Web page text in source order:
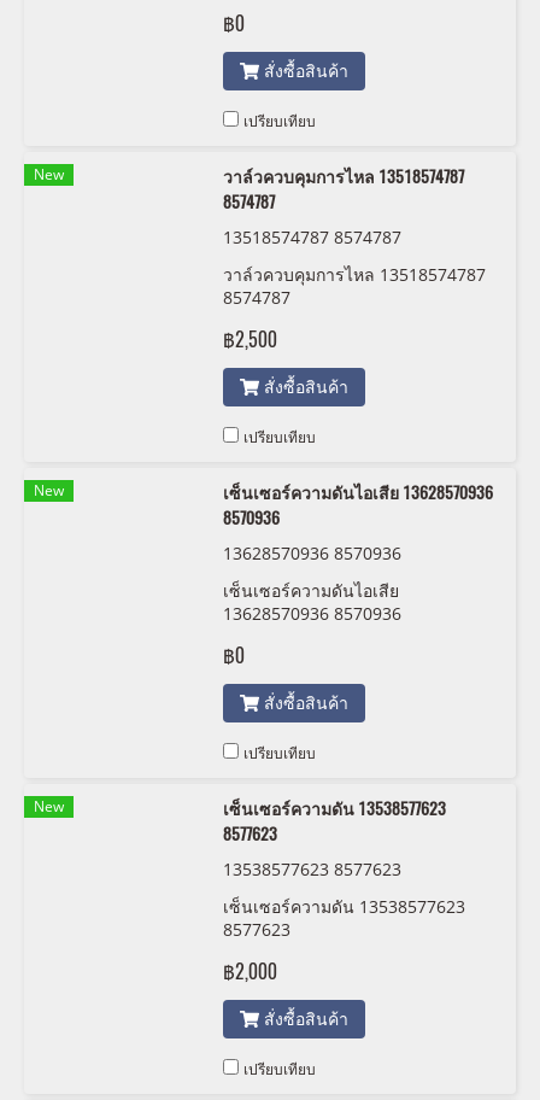
฿0
สั่งซื้อสินค้า
เปรียบเทียบ
New
วาล์วควบคุมการไหล 13518574787
8574787
13518574787 8574787
วาล์วควบคุมการไหล 13518574787
8574787
฿2,500
สั่งซื้อสินค้า
เปรียบเทียบ
New
เซ็นเซอร์ความดันไอเสีย 13628570936
8570936
13628570936 8570936
เซ็นเซอร์ความดันไอเสีย
13628570936 8570936
฿0
สั่งซื้อสินค้า
เปรียบเทียบ
New
เซ็นเซอร์ความดัน 13538577623
8577623
13538577623 8577623
เซ็นเซอร์ความดัน 13538577623
8577623
฿2,000
สั่งซื้อสินค้า
เปรียบเทียบ